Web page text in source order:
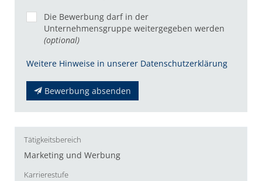
Die Bewerbung darf in der
Unternehmensgruppe weitergegeben werden
(optional)
Weitere Hinweise in unserer Datenschutzerklärung
Bewerbung absenden
Tätigkeitsbereich
Marketing und Werbung
Karrierestufe